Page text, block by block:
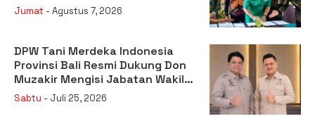
Jumat - Agustus 7, 2026
DPW Tani Merdeka Indonesia
Provinsi Bali Resmi Dukung Don
Muzakir Mengisi Jabatan Wakil
Menteri Pertanian RI
Sabtu - Juli 25, 2026